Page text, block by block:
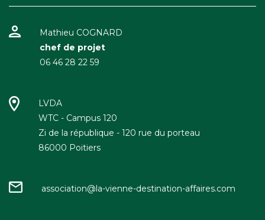
Mathieu COGNARD
chef de projet
06 46 28 22 59
LVDA
WTC - Campus 120
Zi de la république - 120 rue du porteau
86000 Poitiers
association@la-vienne-destination-affaires.com